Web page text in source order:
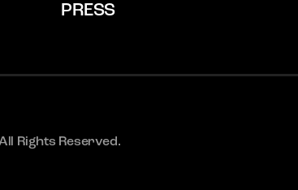
PRESS
Rights Reserved.